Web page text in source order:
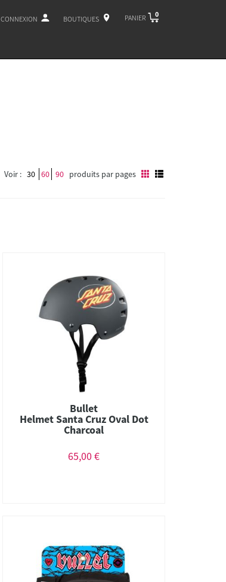
CONNEXION BOUTIQUES PANIER 0
Voir : 30 60 90 produits par pages
Bullet
Helmet Santa Cruz Oval Dot
Charcoal
65,00 €